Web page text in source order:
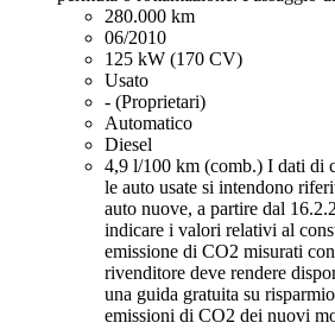
280.000 km
06/2010
125 kW (170 CV)
Usato
- (Proprietari)
Automatico
Diesel
4,9 l/100 km (comb.) I dati di
le auto usate si intendono
auto nuove, a partire dal
indicare i valori relativi al
emissione di CO2 misurati
rivenditore deve rendere
una guida gratuita su
emissioni di CO2 dei nuovi